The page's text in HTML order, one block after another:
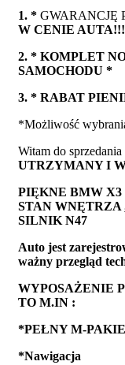
1. * GWARANCJĘ
W CENIE
2. * KOMPLET
SAMOCHODU *
3. * RABAT
*Możliwość
Witam do sprzedania
UTRZYMANY I
PIĘKNE BMW
STAN
SILNIK N47
Auto jest
ważny przegląd
WYPOSAŻENIE
TO M.IN :
*PEŁNY M-
*Nawigacja